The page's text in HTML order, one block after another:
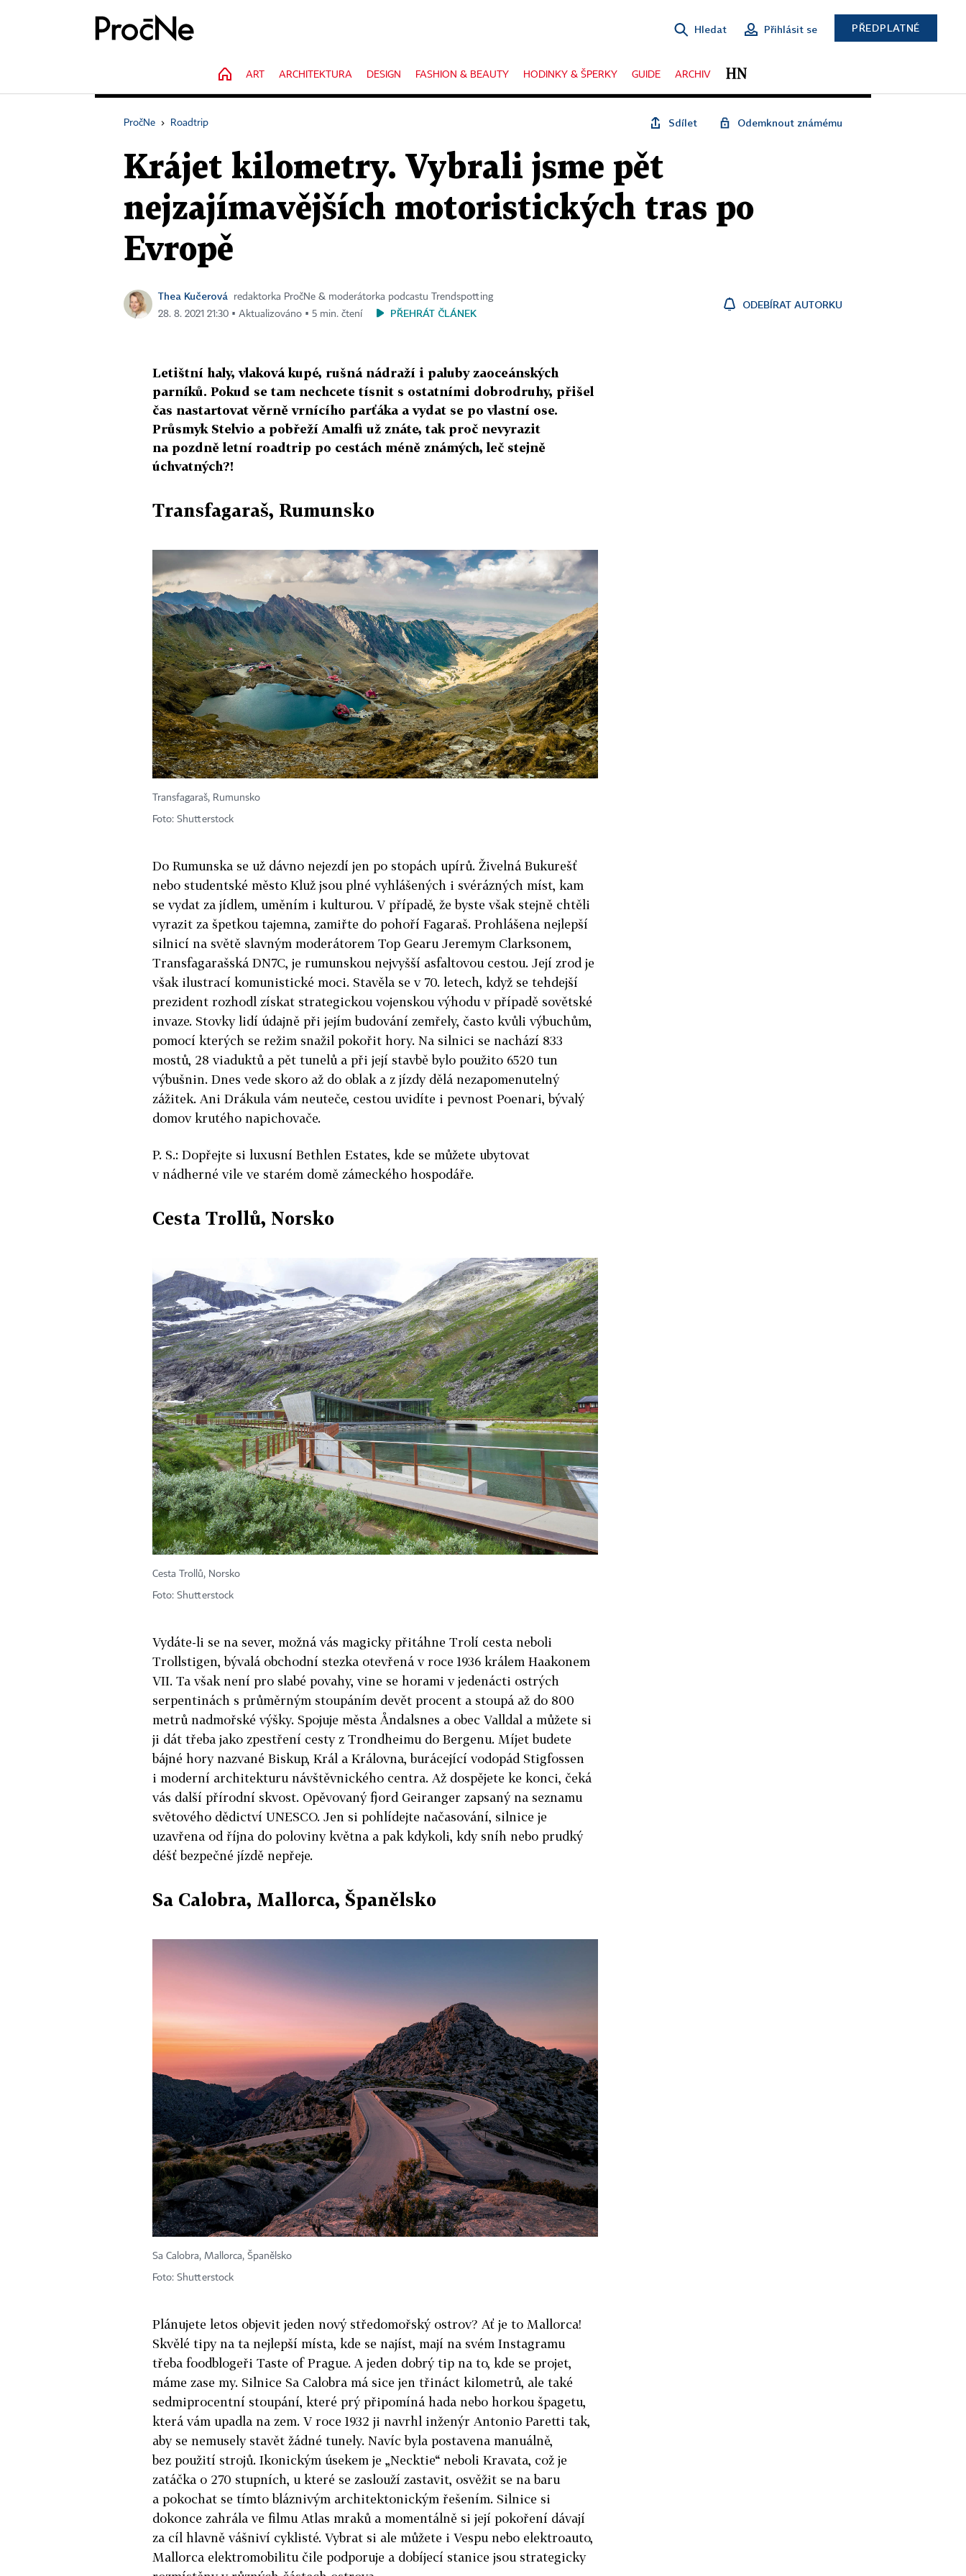
Hledat Přihlásit se PŘEDPLATNÉ
HOME
ART ARCHITEKTURA DESIGN FASHION & BEAUTY HODINKY & ŠPERKY GUIDE ARCHIV
PročNe › Roadtrip Sdílet Odemknout známému
Krájet kilometry. Vybrali jsme pět
nejzajímavějších motoristických tras po
Evropě
Thea Kučerová
redaktorka PročNe & moderátorka podcastu Trendspotting
28. 8. 2021 21:30 ▪ Aktualizováno ▪ 5 min. čtení
PŘEHRÁT ČLÁNEK
ODEBÍRAT AUTORKU
Letištní haly, vlaková kupé, rušná nádraží i paluby zaoceánských
parníků. Pokud se tam nechcete tísnit s ostatními dobrodruhy, přišel
čas nastartovat věrně vrnícího parťáka a vydat se po vlastní ose.
Průsmyk Stelvio a pobřeží Amalfi už znáte, tak proč nevyrazit
na pozdně letní roadtrip po cestách méně známých, leč stejně
úchvatných?!
Transfagaraš, Rumunsko
Transfagaraš, Rumunsko
Foto: Shutterstock
Do Rumunska se už dávno nejezdí jen po stopách upírů. Živelná Bukurešť
nebo studentské město Kluž jsou plné vyhlášených i svérázných míst, kam
se vydat za jídlem, uměním i kulturou. V případě, že byste však stejně chtěli
vyrazit za špetkou tajemna, zamiřte do pohoří Fagaraš. Prohlášena nejlepší
silnicí na světě slavným moderátorem Top Gearu Jeremym Clarksonem,
Transfagarašská DN7C, je rumunskou nejvyšší asfaltovou cestou. Její zrod je
však ilustrací komunistické moci. Stavěla se v 70. letech, když se tehdejší
prezident rozhodl získat strategickou vojenskou výhodu v případě sovětské
invaze. Stovky lidí údajně při jejím budování zemřely, často kvůli výbuchům,
pomocí kterých se režim snažil pokořit hory. Na silnici se nachází 833
mostů, 28 viaduktů a pět tunelů a při její stavbě bylo použito 6520 tun
výbušnin. Dnes vede skoro až do oblak a z jízdy dělá nezapomenutelný
zážitek. Ani Drákula vám neuteče, cestou uvidíte i pevnost Poenari, bývalý
domov krutého napichovače.
P. S.: Dopřejte si luxusní Bethlen Estates, kde se můžete ubytovat
v nádherné vile ve starém domě zámeckého hospodáře.
Cesta Trollů, Norsko
Cesta Trollů, Norsko
Foto: Shutterstock
Vydáte-li se na sever, možná vás magicky přitáhne Trolí cesta neboli
Trollstigen, bývalá obchodní stezka otevřená v roce 1936 králem Haakonem
VII. Ta však není pro slabé povahy, vine se horami v jedenácti ostrých
serpentinách s průměrným stoupáním devět procent a stoupá až do 800
metrů nadmořské výšky. Spojuje města Åndalsnes a obec Valldal a můžete si
ji dát třeba jako zpestření cesty z Trondheimu do Bergenu. Míjet budete
bájné hory nazvané Biskup, Král a Královna, burácející vodopád Stigfossen
i moderní architekturu návštěvnického centra. Až dospějete ke konci, čeká
vás další přírodní skvost. Opěvovaný fjord Geiranger zapsaný na seznamu
světového dědictví UNESCO. Jen si pohlídejte načasování, silnice je
uzavřena od října do poloviny května a pak kdykoli, kdy sníh nebo prudký
déšť bezpečné jízdě nepřeje.
Sa Calobra, Mallorca, Španělsko
Sa Calobra, Mallorca, Španělsko
Foto: Shutterstock
Plánujete letos objevit jeden nový středomořský ostrov? Ať je to Mal­lorca!
Skvělé tipy na ta nejlepší místa, kde se najíst, mají na svém Instagramu
třeba foodblogeři Taste of Prague. A jeden dobrý tip na to, kde se projet,
máme zase my. Silnice Sa Calobra má sice jen třináct kilometrů, ale také
sedmiprocentní stoupání, které prý připomíná hada nebo horkou špagetu,
která vám upadla na zem. V roce 1932 ji navrhl inženýr Antonio Paretti tak,
aby se nemusely stavět žádné tunely. Navíc byla postavena manuálně,
bez použití strojů. Ikonickým úsekem je „Necktie“ neboli Kravata, což je
zatáčka o 270 stupních, u které se zaslouží zastavit, osvěžit se na baru
a pokochat se tímto bláznivým architektonickým řešením. Silnice si
dokonce zahrála ve filmu Atlas mraků a momentálně si její pokoření dávají
za cíl hlavně vášniví cyklisté. Vybrat si ale můžete i Vespu nebo elektroauto,
Mallorca elektromobilitu čile podporuje a dobíjecí stanice jsou strategicky